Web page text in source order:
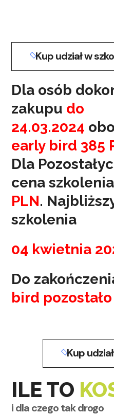
Kup udział w
Dla osób
zakupu do
24.03.2024
early bird 385
Dla
cena
PLN.
szkolenia
04 kwietnia
Do
bird pozostało
Kup
i dla czego tak drogo
ILE TO